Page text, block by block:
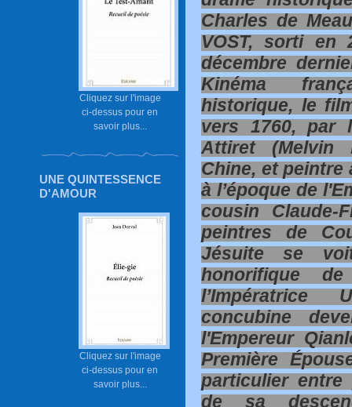
Cliquez sur l'image
ci-dessus pour en
savoir plus...
UNE QUINTESSENCE
D'AMOUR
Cliquez sur l'image
ci-dessus pour en
savoir plus...
Charles de
VOST, sorti en
décembre
Kinéma
historique, le
vers 1760, par
Attiret (Melvin
Chine, et peintre
à l’époque de
cousin
peintres de
Jésuite se
honorifique
l’Impératrice
concubine
l'Empereur
Première
particulier entre
de sa